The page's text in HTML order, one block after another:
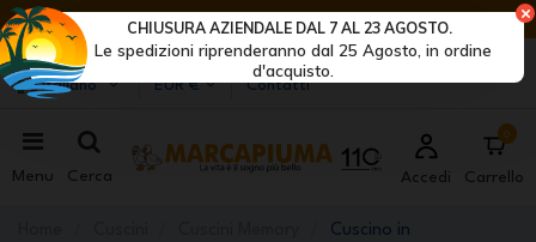
ULTIMI GIORNI DI SCONTI: AFFRETTATI! >
Marcapiuma| Produttori di materassi, cuscini e reti
Italiano
EUR € Contatti
Menu Cerca Accedi
0
Carrello
Cuscino in
Le spedizioni riprenderanno dal 25 Agosto, in ordine
d'acquisto.
CHIUSURA AZIENDALE DAL 7 AL 23 AGOSTO.